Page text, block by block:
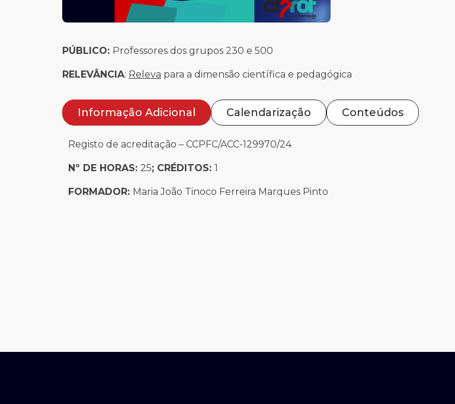
PÚBLICO: Professores dos grupos 230 e 500
RELEVÂNCIA: Releva para a dimensão científica e pedagógica
Informação Adicional Calendarização Conteúdos
Registo de acreditação – CCPFC/ACC-129970/24
Nº DE HORAS: 25; CRÉDITOS: 1
FORMADOR: Maria João Tinoco Ferreira Marques Pinto